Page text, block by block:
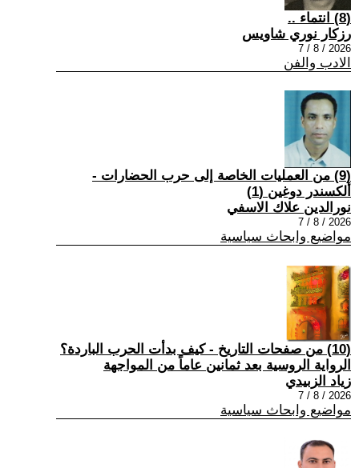
(8) انتماء ..
رزكار نوري شاويس
2026 / 8 / 7
الادب والفن
(9) من العمليات الخاصة إلى حرب الحضارات -
ألكسندر دوغين (1)
نورالدين علاك الاسفي
2026 / 8 / 7
مواضيع وابحاث سياسية
(10) من صفحات التاريخ - كيف بدأت الحرب الباردة؟
الرواية الروسية بعد ثمانين عاماً من المواجهة
زياد الزبيدي
2026 / 8 / 7
مواضيع وابحاث سياسية